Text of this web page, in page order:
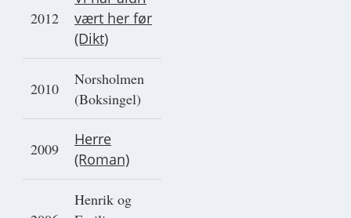
2012
vært her før
(Dikt)
2010
Norsholmen
(Boksingel)
2009
Herre
(Roman)
Henrik og